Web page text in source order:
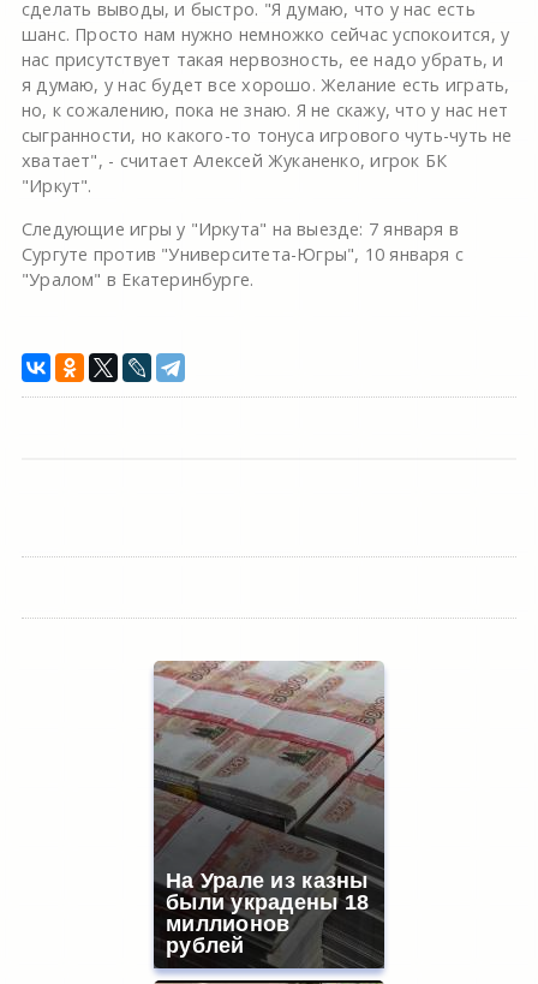
сделать выводы, и быстро. "Я думаю, что у нас есть
шанс. Просто нам нужно немножко сейчас успокоится, у
нас присутствует такая нервозность, ее надо убрать, и
я думаю, у нас будет все хорошо. Желание есть играть,
но, к сожалению, пока не знаю. Я не скажу, что у нас нет
сыгранности, но какого-то тонуса игрового чуть-чуть не
хватает", - считает Алексей Жуканенко, игрок БК
"Иркут".
Следующие игры у "Иркута" на выезде: 7 января в
Сургуте против "Университета-Югры", 10 января с
"Уралом" в Екатеринбурге.
На Урале из казны
были украдены 18
миллионов
рублей